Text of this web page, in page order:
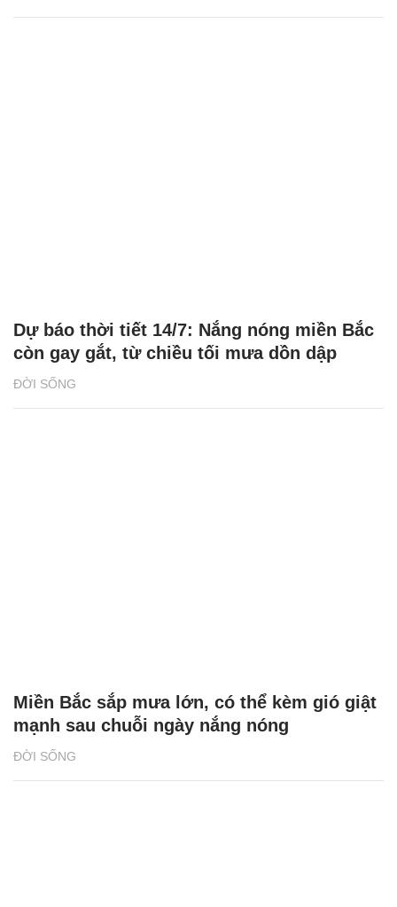
ĐỜI SỐNG
Dự báo thời tiết 14/7: Nắng nóng miền Bắc
còn gay gắt, từ chiều tối mưa dồn dập
ĐỜI SỐNG
Miền Bắc sắp mưa lớn, có thể kèm gió giật
mạnh sau chuỗi ngày nắng nóng